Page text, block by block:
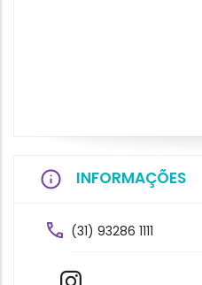
INFORMAÇÕES
(31) 93286 1111